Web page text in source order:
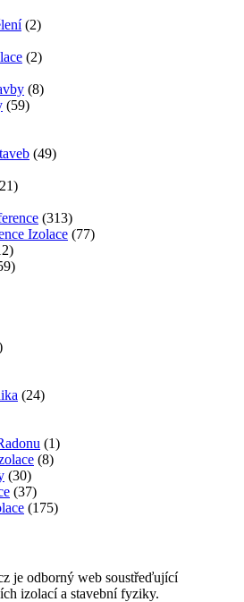
(2)
(2)
(8)
(59)
(49)
(313)
Izolace (77)
(24)
(1)
(8)
(30)
(37)
(175)
je odborný web soustřeďující
izolací a stavební fyziky.